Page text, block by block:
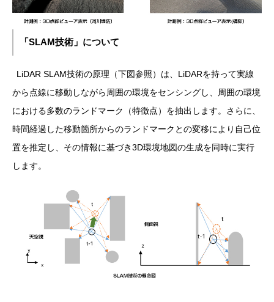
「SLAM技術」について
LiDAR SLAM技術の原理（下図参照）は、LiDARを持って実線
から点線に移動しながら周囲の環境をセンシングし、周囲の環境
における多数のランドマーク（特徴点）を抽出します。さらに、
時間経過した移動箇所からのランドマークとの変移により自己位
置を推定し、その情報に基づき3D環境地図の生成を同時に実行
します。